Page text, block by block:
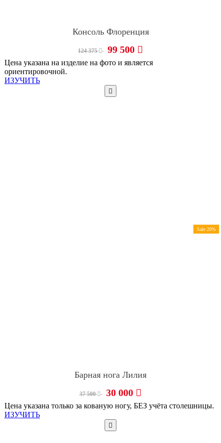
Консоль Флоренция
124 375 99 500
Цена указана на изделие на фото и является
ориентировочной.
ИЗУЧИТЬ
Sale 20%
Барная нога Лилия
37 500 30 000
Цена указана только за кованую ногу, БЕЗ учёта столешницы.
ИЗУЧИТЬ